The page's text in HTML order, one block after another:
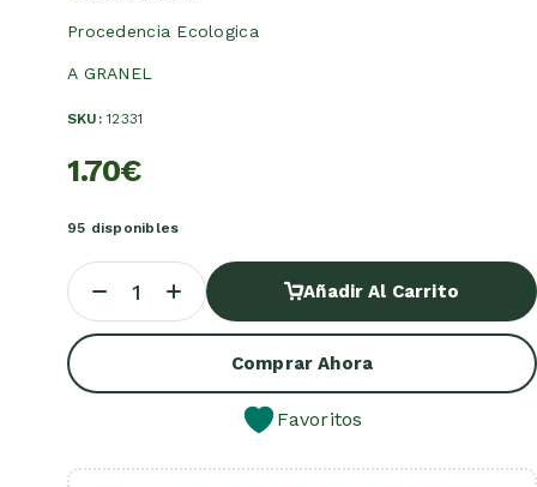
Procedencia Ecologica
A GRANEL
SKU:12331
1.70€
95 disponibles
Añadir Al Carrito
Comprar Ahora
Favoritos